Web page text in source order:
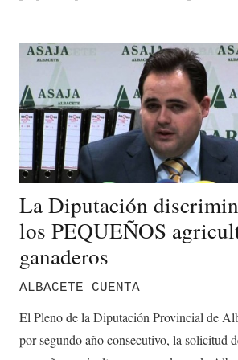
La Diputación
los PEQUEÑOS
ganaderos
ALBACETE CUENTA
El Pleno de la Diputación Provincial de
por segundo año consecutivo, la solicitud